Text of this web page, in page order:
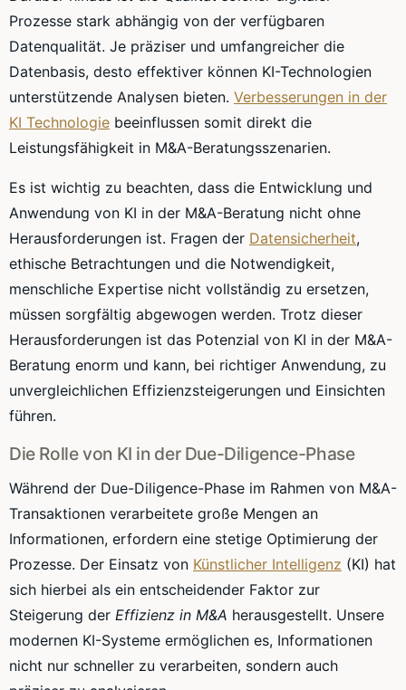
Prozesse stark abhängig von der verfügbaren
Datenqualität. Je präziser und umfangreicher die
Datenbasis, desto effektiver können KI-Technologien
unterstützende Analysen bieten. Verbesserungen in der
KI Technologie beeinflussen somit direkt die
Leistungsfähigkeit in M&A-Beratungsszenarien.
Es ist wichtig zu beachten, dass die Entwicklung und
Anwendung von KI in der M&A-Beratung nicht ohne
Herausforderungen ist. Fragen der Datensicherheit,
ethische Betrachtungen und die Notwendigkeit,
menschliche Expertise nicht vollständig zu ersetzen,
müssen sorgfältig abgewogen werden. Trotz dieser
Herausforderungen ist das Potenzial von KI in der M&A-
Beratung enorm und kann, bei richtiger Anwendung, zu
unvergleichlichen Effizienzsteigerungen und Einsichten
führen.
Die Rolle von KI in der Due-Diligence-Phase
Während der Due-Diligence-Phase im Rahmen von M&A-
Transaktionen verarbeitete große Mengen an
Informationen, erfordern eine stetige Optimierung der
Prozesse. Der Einsatz von Künstlicher Intelligenz (KI) hat
sich hierbei als ein entscheidender Faktor zur
Steigerung der Effizienz in M&A herausgestellt. Unsere
modernen KI-Systeme ermöglichen es, Informationen
nicht nur schneller zu verarbeiten, sondern auch